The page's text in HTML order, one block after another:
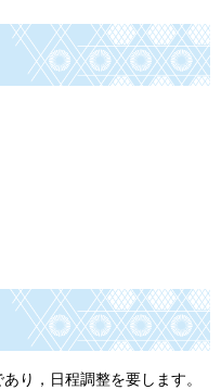
り，日程調整を要します。